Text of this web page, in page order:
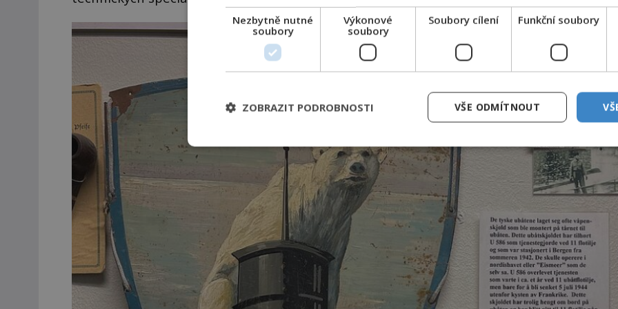
Nezbytně nutné
soubory
Výkonové
soubory
Soubory cílení Funkční soubory
VŠE ODMÍTNOUT
ZOBRAZIT PODROBNOSTI